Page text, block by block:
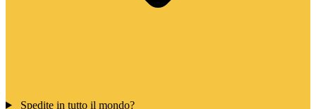
Spedite in tutto il mondo?